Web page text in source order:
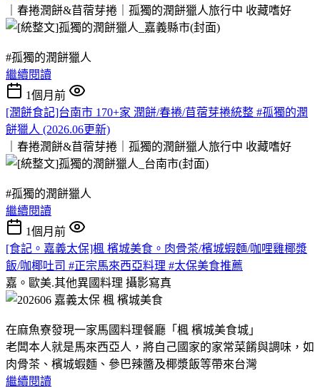
｜春捲潤餅&苜蓿芽捲｜孤獨的潤餅獵人旅行中 收藏嗜好
#孤獨的潤餅獵人
繼續閱讀
1個月前
[潤餅食記]台南市 170+家 潤餅/春捲/苜蓿芽捲統整 #孤獨的潤
餅獵人 (2026.06更新)
｜春捲潤餅&苜蓿芽捲｜孤獨的潤餅獵人旅行中 收藏嗜好
#孤獨的潤餅獵人
繼續閱讀
1個月前
[食記。嘉義太保]楓 檳城美食。肉骨茶/檳城蝦麵/咖哩雞椰漿
飯/咖椰吐司 #正宗馬來西亞料理 #太保美食推薦
嘉。歐美.其他異國料理 攝影寫真
在麻魚寮發現一家馬國料理餐廳「楓 檳城美食城」
老闆本人就是馬來西亞人，將自己國家的家常菜餚與調味，如
肉骨茶、檳城蝦麵、參巴辣醬及椰漿飯等帶來台灣
繼續閱讀